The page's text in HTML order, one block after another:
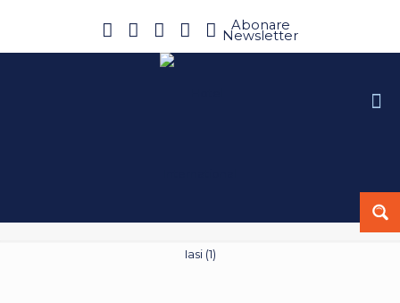
Abonare
Newsletter